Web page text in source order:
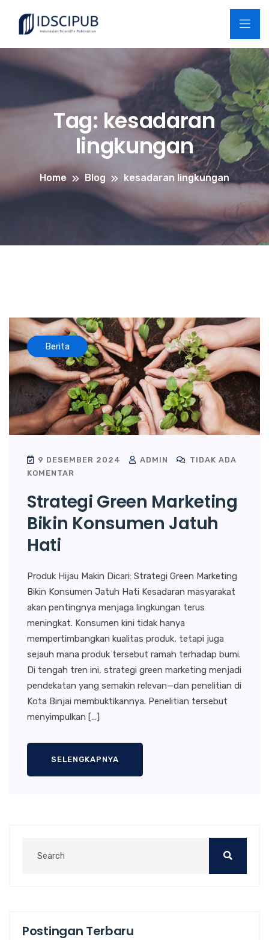
Tag: kesadaran
lingkungan
Home Blog kesadaran lingkungan
Berita
9 DESEMBER 2024 ADMIN
TIDAK ADA
KOMENTAR
Strategi Green Marketing
Bikin Konsumen Jatuh
Hati
Produk Hijau Makin Dicari: Strategi Green Marketing
Bikin Konsumen Jatuh Hati Kesadaran masyarakat
akan pentingnya menjaga lingkungan terus
meningkat. Konsumen kini tidak hanya
mempertimbangkan kualitas produk, tetapi juga
sejauh mana produk tersebut ramah terhadap bumi.
Di tengah tren ini, strategi green marketing menjadi
pendekatan yang semakin relevan—dan penelitian di
Kota Binjai membuktikannya. Penelitian tersebut
menyimpulkan […]
SELENGKAPNYA
Postingan Terbaru